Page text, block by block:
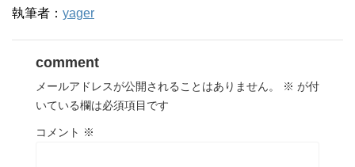
執筆者： yager
comment
メールアドレスが公開されることはありません。 ※ が付
いている欄は必須項目です
コメント ※